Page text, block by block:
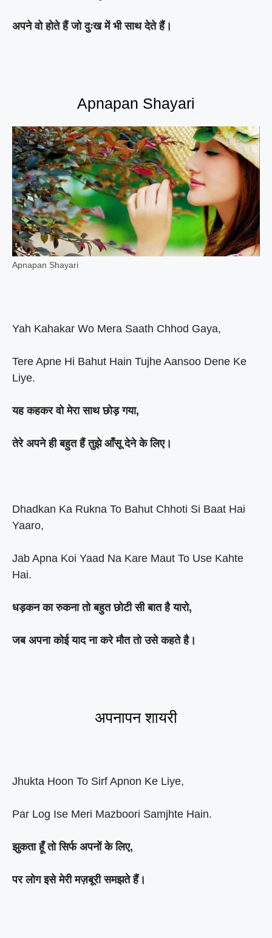
अपने वो होते हैं जो दुःख में भी साथ देते हैं।
Apnapan Shayari
Apnapan Shayari
Yah Kahakar Wo Mera Saath Chhod Gaya,
Tere Apne Hi Bahut Hain Tujhe Aansoo Dene Ke
Liye.
यह कहकर वो मेरा साथ छोड़ गया,
तेरे अपने ही बहुत हैं तुझे आँसू देने के लिए।
Dhadkan Ka Rukna To Bahut Chhoti Si Baat Hai
Yaaro,
Jab Apna Koi Yaad Na Kare Maut To Use Kahte
Hai.
धड़कन का रुकना तो बहुत छोटी सी बात है यारो,
जब अपना कोई याद ना करे मौत तो उसे कहते है।
अपनापन शायरी
Jhukta Hoon To Sirf Apnon Ke Liye,
Par Log Ise Meri Mazboori Samjhte Hain.
झुकता हूँ तो सिर्फ अपनों के लिए,
पर लोग इसे मेरी मज़बूरी समझते हैं।